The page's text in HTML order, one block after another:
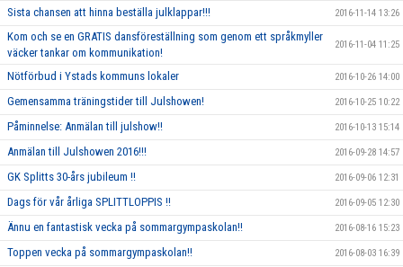
Sista chansen att hinna beställa julklappar!!! 2016-11-14 13:26
Kom och se en GRATIS dansföreställning som genom ett språkmyller
väcker tankar om kommunikation!
2016-11-04 11:25
Nötförbud i Ystads kommuns lokaler 2016-10-26 14:00
Gemensamma träningstider till Julshowen! 2016-10-25 10:22
Påminnelse: Anmälan till julshow!! 2016-10-13 15:14
Anmälan till Julshowen 2016!!! 2016-09-28 14:57
GK Splitts 30-års jubileum !! 2016-09-06 12:31
Dags för vår årliga SPLITTLOPPIS !! 2016-09-05 12:30
Ännu en fantastisk vecka på sommargympaskolan!! 2016-08-16 15:23
Toppen vecka på sommargympaskolan!! 2016-08-03 16:39